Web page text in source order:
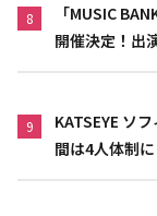
8
「MUSIC
開催決定！出
9
KATSEYE ソ
間は4人体制に